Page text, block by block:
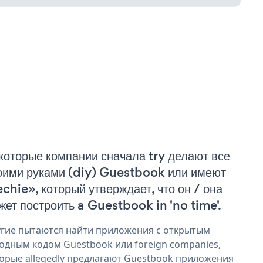
компании сначала try делают все
руками (diy) Guestbook или имеют
который утверждает, что он / она
построить a Guestbook in 'no time'.
пытаются найти приложения с открытым
кодом Guestbook или foreign companies,
allegedly предлагают Guestbook приложения